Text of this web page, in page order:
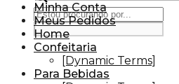
Minha Conta
Meus Pedidos
Home
Confeitaria
[Dynamic Terms]
Para Bebidas